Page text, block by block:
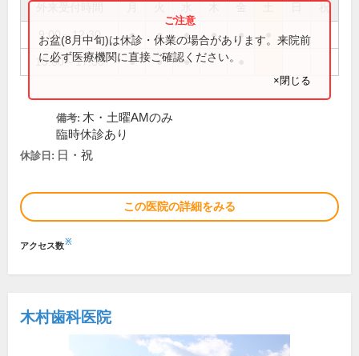
祝
9:00～12:30 ● ● ● ● ●
15:00～17:30 ● ● ●
お盆(8月中旬)は休診・休業の場合があります。来院前
に必ず医療機関に直接ご確認ください。
×閉じる
備考: 木・土曜AMのみ
臨時休診あり
休診日: 日・祝
この医院の詳細をみる
アクセス数※
木村歯科医院